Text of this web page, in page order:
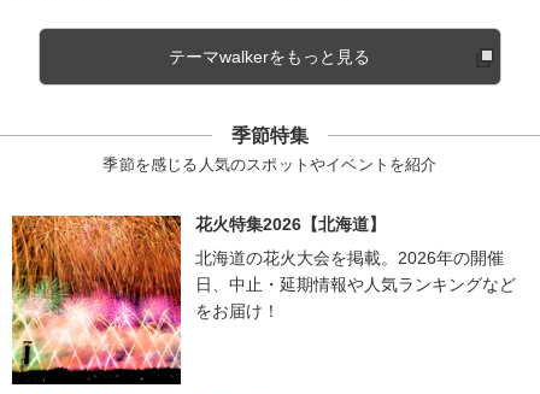
テーマwalkerをもっと見る
季節特集
季節を感じる人気のスポットやイベントを紹介
花火特集2026【北海道】
北海道の花火大会を掲載。2026年の開催
日、中止・延期情報や人気ランキングなど
をお届け！